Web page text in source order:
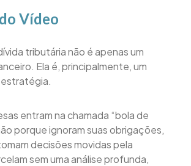
Vídeo
tributária não é apenas um
Ela é, principalmente, um
entram na chamada “bola de
porque ignoram suas obrigações,
decisões movidas pela
sem uma análise profunda,